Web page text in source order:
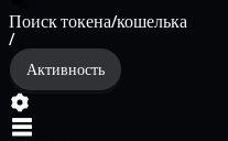
Поиск токена/кошелька
/
Активность